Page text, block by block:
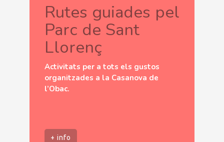
Rutes guiades pel
Parc de Sant
Llorenç
Activitats per a tots els gustos
organitzades a la Casanova de
l’Obac.
+ info